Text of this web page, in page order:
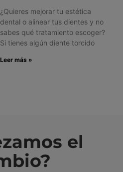
¿Quieres mejorar tu estética
dental o alinear tus dientes y no
sabes qué tratamiento escoger?
Si tienes algún diente torcido
Leer más »
el